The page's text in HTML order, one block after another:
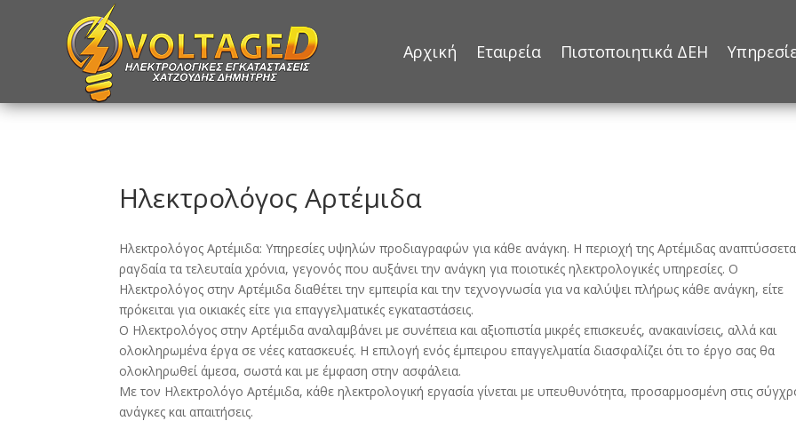
Αρχική Εταιρεία Πιστοποιητικά ΔΕΗ
Ηλεκτρολόγος Αρτέμιδα
Ηλεκτρολόγος Αρτέμιδα: Υπηρεσίες υψηλών προδιαγραφών για κάθε ανάγκη. Η περιοχή της Αρτέμιδας
ραγδαία τα τελευταία χρόνια, γεγονός που αυξάνει την ανάγκη για ποιοτικές ηλεκτρολογικές υπηρεσίες. Ο
Ηλεκτρολόγος στην Αρτέμιδα διαθέτει την εμπειρία και την τεχνογνωσία για να καλύψει πλήρως κάθε ανάγκη, είτε
πρόκειται για οικιακές είτε για επαγγελματικές εγκαταστάσεις.
Ο Ηλεκτρολόγος στην Αρτέμιδα αναλαμβάνει με συνέπεια και αξιοπιστία μικρές επισκευές, ανακαινίσεις, αλλά και
ολοκληρωμένα έργα σε νέες κατασκευές. Η επιλογή ενός έμπειρου επαγγελματία διασφαλίζει ότι το έργο σας θα
ολοκληρωθεί άμεσα, σωστά και με έμφαση στην ασφάλεια.
Με τον Ηλεκτρολόγο Αρτέμιδα, κάθε ηλεκτρολογική εργασία γίνεται με υπευθυνότητα, προσαρμοσμένη στις
ανάγκες και απαιτήσεις.